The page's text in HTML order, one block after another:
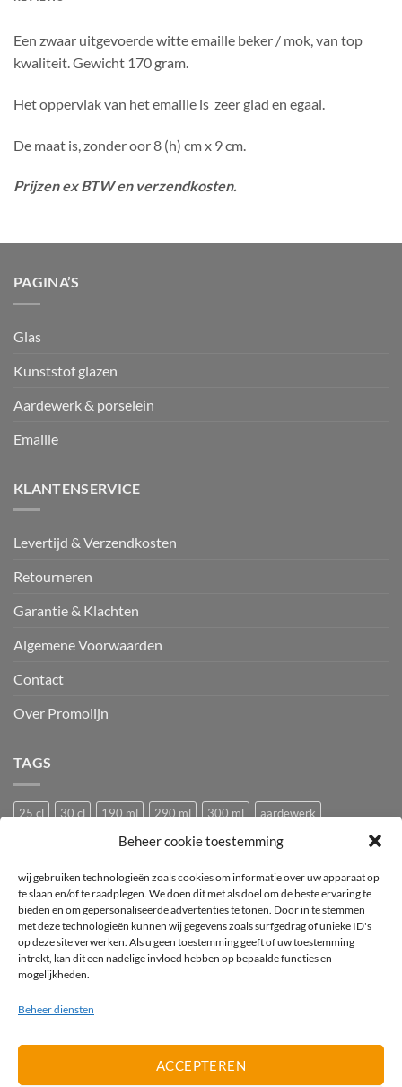
Beheer cookie toestemming
wij gebruiken technologieën zoals cookies om informatie over uw apparaat op
te slaan en/of te raadplegen. We doen dit met als doel om de beste ervaring te
bieden en om gepersonaliseerde advertenties te tonen. Door in te stemmen
met deze technologieën kunnen wij gegevens zoals surfgedrag of unieke ID's
op deze site verwerken. Als u geen toestemming geeft of uw toestemming
intrekt, kan dit een nadelige invloed hebben op bepaalde functies en
mogelijkheden.
Beheer diensten
ACCEPTEREN
Een zwaar uitgevoerde witte emaille beker / mok, van top
kwaliteit. Gewicht 170 gram.
Het oppervlak van het emaille is zeer glad en egaal.
De maat is, zonder oor 8 (h) cm x 9 cm.
Prijzen ex BTW en verzendkosten.
PAGINA’S
Glas
Kunststof glazen
Aardewerk & porselein
Emaille
KLANTENSERVICE
Levertijd & Verzendkosten
Retourneren
Garantie & Klachten
Algemene Voorwaarden
Contact
Over Promolijn
TAGS
25 cl 30 cl 190 ml 290 ml 300 ml
aardewerk
Bedrukking bedrukt Bedrukt wijnglas
bier
bierglas Camping glazen Caravan glazen
Festival glas
haan hen Horeca wijnglas Kip
Kunststof
logo
mok mus Pasabahce pluimvee porselein
Proefglas
proefglazen
Recyclebaar rode wijnglas
Royal Leerdam
vogel
vogeltje